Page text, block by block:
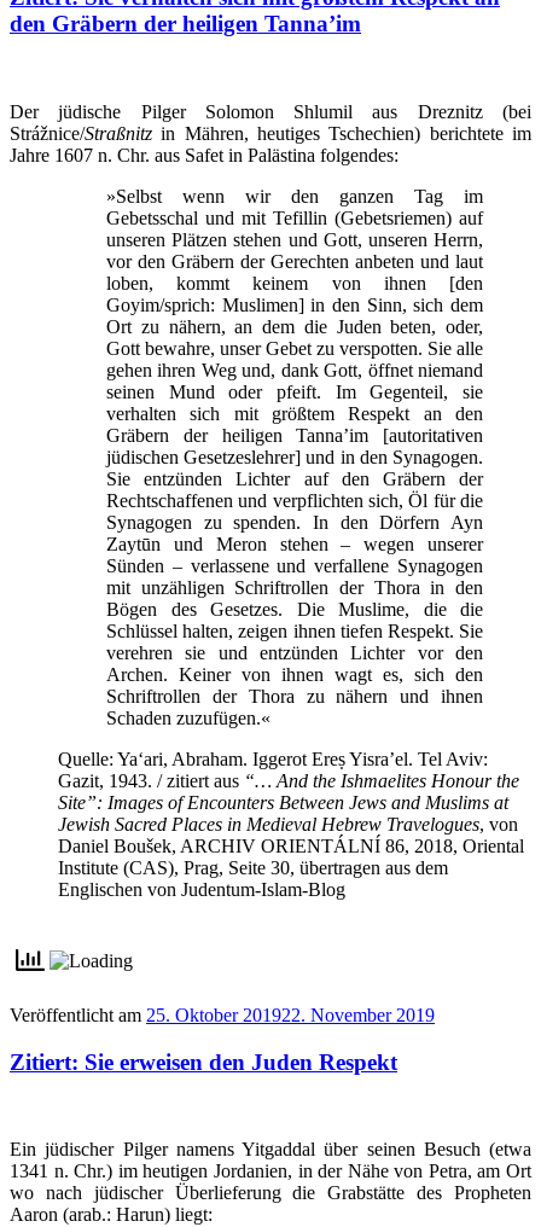
den Gräbern der heiligen Tanna’im
Der jüdische Pilger Solomon Shlumil aus Dreznitz (bei
Strážnice/Straßnitz in Mähren, heutiges Tschechien) berichtete im
Jahre 1607 n. Chr. aus Safet in Palästina folgendes:
»Selbst wenn wir den ganzen Tag im
Gebetsschal und mit Tefillin (Gebetsriemen) auf
unseren Plätzen stehen und Gott, unseren Herrn,
vor den Gräbern der Gerechten anbeten und laut
loben, kommt keinem von ihnen [den
Goyim/sprich: Muslimen] in den Sinn, sich dem
Ort zu nähern, an dem die Juden beten, oder,
Gott bewahre, unser Gebet zu verspotten. Sie alle
gehen ihren Weg und, dank Gott, öffnet niemand
seinen Mund oder pfeift. Im Gegenteil, sie
verhalten sich mit größtem Respekt an den
Gräbern der heiligen Tanna’im [autoritativen
jüdischen Gesetzeslehrer] und in den Synagogen.
Sie entzünden Lichter auf den Gräbern der
Rechtschaffenen und verpflichten sich, Öl für die
Synagogen zu spenden. In den Dörfern Ayn
Zaytūn und Meron stehen – wegen unserer
Sünden – verlassene und verfallene Synagogen
mit unzähligen Schriftrollen der Thora in den
Bögen des Gesetzes. Die Muslime, die die
Schlüssel halten, zeigen ihnen tiefen Respekt. Sie
verehren sie und entzünden Lichter vor den
Archen. Keiner von ihnen wagt es, sich den
Schriftrollen der Thora zu nähern und ihnen
Schaden zuzufügen.«
Quelle: Ya‘ari, Abraham. Iggerot Ereṣ Yisra’el. Tel Aviv:
Gazit, 1943. / zitiert aus “… And the Ishmaelites Honour the
Site”: Images of Encounters Between Jews and Muslims at
Jewish Sacred Places in Medieval Hebrew Travelogues, von
Daniel Boušek, ARCHIV ORIENTÁLNÍ 86, 2018, Oriental
Institute (CAS), Prag, Seite 30, übertragen aus dem
Englischen von Judentum-Islam-Blog
Veröffentlicht am 25. Oktober 201922. November 2019
Zitiert: Sie erweisen den Juden Respekt
Ein jüdischer Pilger namens Yitgaddal über seinen Besuch (etwa
1341 n. Chr.) im heutigen Jordanien, in der Nähe von Petra, am Ort
wo nach jüdischer Überlieferung die Grabstätte des Propheten
Aaron (arab.: Harun) liegt: